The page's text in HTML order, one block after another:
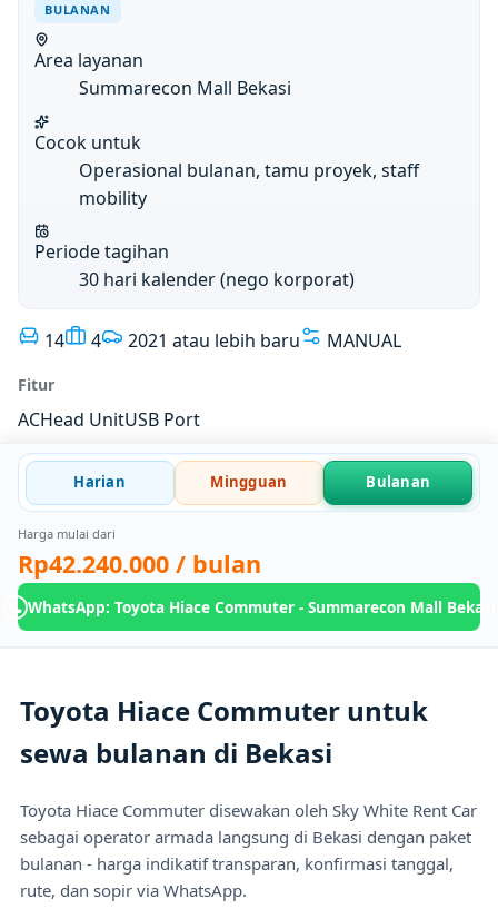
BULANAN
Area layanan
Summarecon Mall Bekasi
Cocok untuk
Operasional bulanan, tamu proyek, staff
mobility
Periode tagihan
30 hari kalender (nego korporat)
14 4 2021 atau lebih baru MANUAL
Fitur
ACHead UnitUSB Port
Harian Mingguan Bulanan
Harga mulai dari
Rp42.240.000 / bulan
WhatsApp: Toyota Hiace Commuter - Summarecon Mall Bekasi
Toyota Hiace Commuter untuk
sewa bulanan di Bekasi
Toyota Hiace Commuter disewakan oleh Sky White Rent Car
sebagai operator armada langsung di Bekasi dengan paket
bulanan - harga indikatif transparan, konfirmasi tanggal,
rute, dan sopir via WhatsApp.